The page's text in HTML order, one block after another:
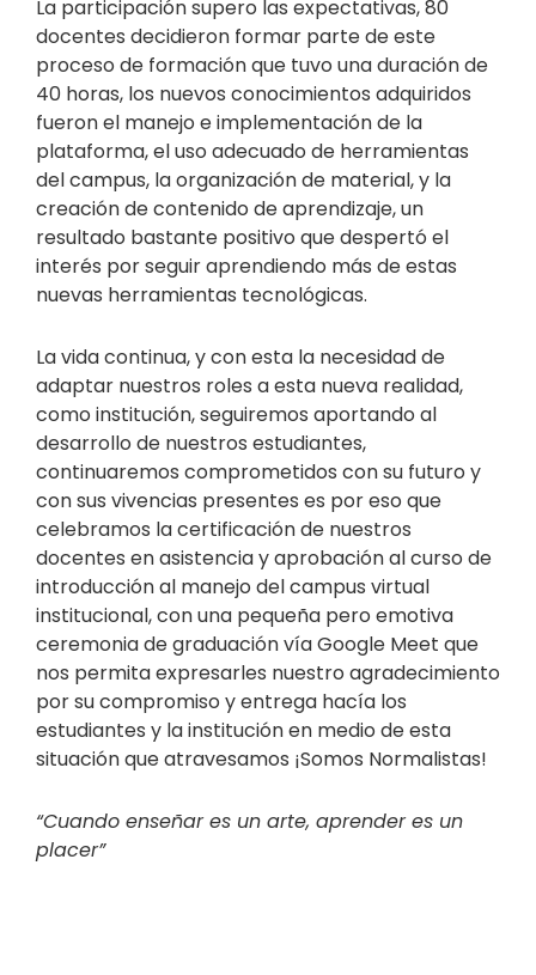
La participación supero las expectativas, 80
docentes decidieron formar parte de este
proceso de formación que tuvo una duración de
40 horas, los nuevos conocimientos adquiridos
fueron el manejo e implementación de la
plataforma, el uso adecuado de herramientas
del campus, la organización de material, y la
creación de contenido de aprendizaje, un
resultado bastante positivo que despertó el
interés por seguir aprendiendo más de estas
nuevas herramientas tecnológicas.
La vida continua, y con esta la necesidad de
adaptar nuestros roles a esta nueva realidad,
como institución, seguiremos aportando al
desarrollo de nuestros estudiantes,
continuaremos comprometidos con su futuro y
con sus vivencias presentes es por eso que
celebramos la certificación de nuestros
docentes en asistencia y aprobación al curso de
introducción al manejo del campus virtual
institucional, con una pequeña pero emotiva
ceremonia de graduación vía Google Meet que
nos permita expresarles nuestro agradecimiento
por su compromiso y entrega hacía los
estudiantes y la institución en medio de esta
situación que atravesamos ¡Somos Normalistas!
“Cuando enseñar es un arte, aprender es un
placer”